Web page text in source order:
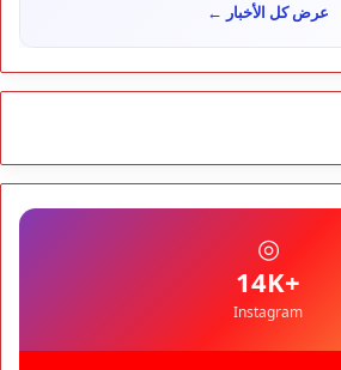
والمغاربة يطالبون بحساب وعود 2021
انتشال جثث جديدة واستمرار البحث عن هويات
عرض كل الأخبار ←
◎
+14K
Instagram